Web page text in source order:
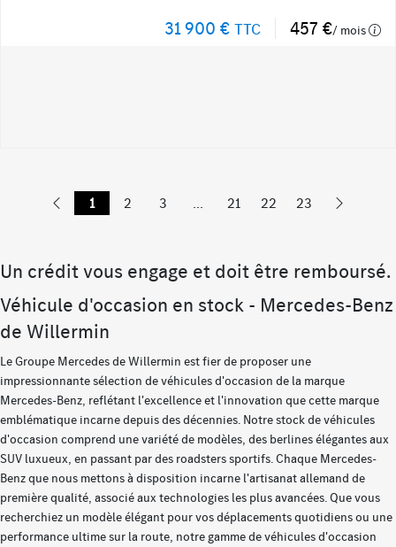
31 900 € TTC 457 €/ mois
1 2 3 ... 21 22 23
Un crédit vous engage et doit être remboursé.
Véhicule d'occasion en stock - Mercedes-Benz
de Willermin
Le Groupe Mercedes de Willermin est fier de proposer une
impressionnante sélection de véhicules d'occasion de la marque
Mercedes-Benz, reflétant l'excellence et l'innovation que cette marque
emblématique incarne depuis des décennies. Notre stock de véhicules
d'occasion comprend une variété de modèles, des berlines élégantes aux
SUV luxueux, en passant par des roadsters sportifs. Chaque Mercedes-
Benz que nous mettons à disposition incarne l'artisanat allemand de
première qualité, associé aux technologies les plus avancées. Que vous
recherchiez un modèle élégant pour vos déplacements quotidiens ou une
performance ultime sur la route, notre gamme de véhicules d'occasion